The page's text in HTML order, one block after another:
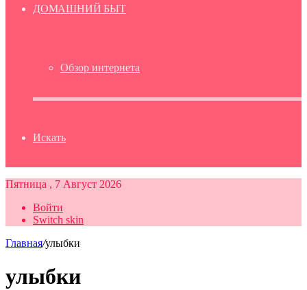
ДОМАШНИЙ БЫТ
Обзор интернета
Искать
Пятница , 7 Август 2026
Войти
Switch skin
Главная/улыбки
улыбки